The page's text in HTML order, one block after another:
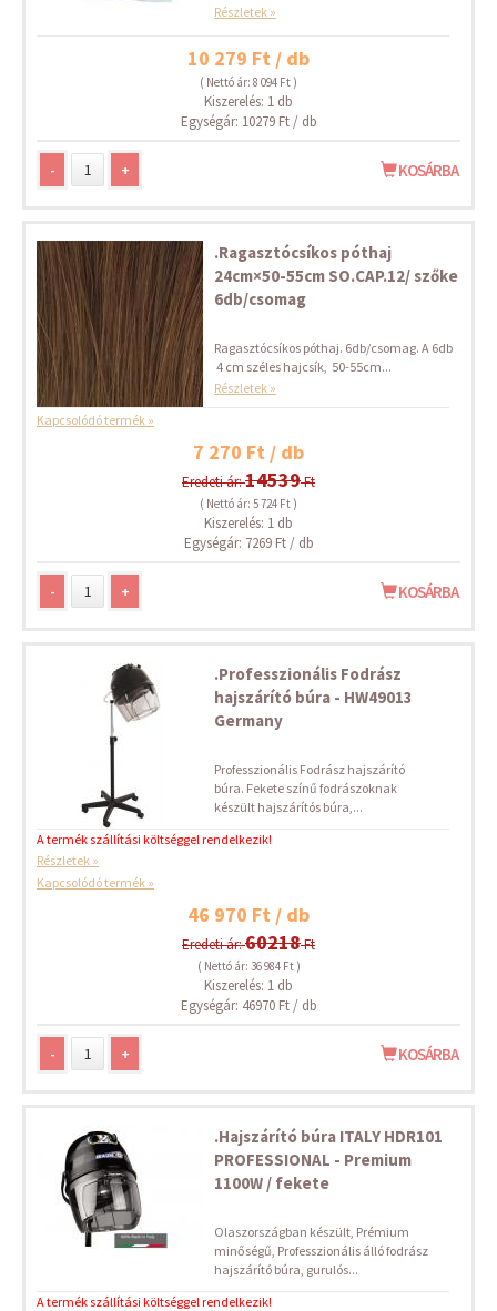
Részletek »
10 279 Ft / db
( Nettó ár: 8 094 Ft )
Kiszerelés: 1 db
Egységár: 10279 Ft / db
- + KOSÁRBA
.Ragasztócsíkos póthaj
24cm×50-55cm SO.CAP.12/ szőke
6db/csomag
Ragasztócsíkos póthaj. 6db/csomag. A 6db
4 cm széles hajcsík, 50-55cm...
Részletek »
Kapcsolódó termék »
7 270 Ft / db
Eredeti ár:14539Ft
( Nettó ár: 5 724 Ft )
Kiszerelés: 1 db
Egységár: 7269 Ft / db
- + KOSÁRBA
.Professzionális Fodrász
hajszárító búra - HW49013
Germany
Professzionális Fodrász hajszárító
búra. Fekete színű fodrászoknak
készült hajszárítós búra,...
A termék szállítási költséggel rendelkezik!
Részletek »
Kapcsolódó termék »
46 970 Ft / db
Eredeti ár:60218Ft
( Nettó ár: 36 984 Ft )
Kiszerelés: 1 db
Egységár: 46970 Ft / db
- + KOSÁRBA
.Hajszárító búra ITALY HDR101
PROFESSIONAL - Premium
1100W / fekete
Olaszországban készült, Prémium
minőségű, Professzionális álló fodrász
hajszárító búra, gurulós...
A termék szállítási költséggel rendelkezik!